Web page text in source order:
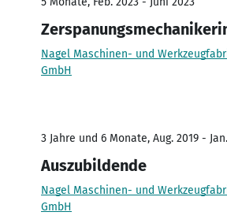
Nagel Maschinen- und
GmbH
3 Jahre und 6 Monate, Aug. 2019 -
Auszubildende
Nagel Maschinen- und
GmbH